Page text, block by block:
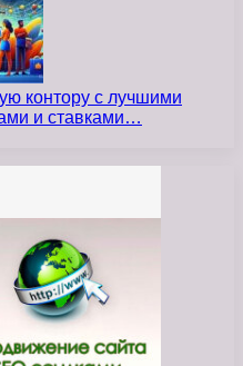
контору с лучшими
и ставками…